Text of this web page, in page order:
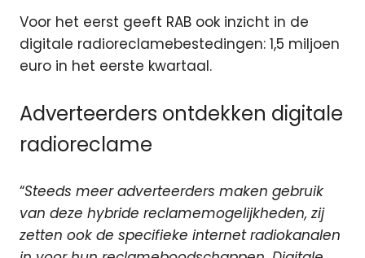
Voor het eerst geeft RAB ook inzicht in de
digitale radioreclamebestedingen: 1,5 miljoen
euro in het eerste kwartaal.
Adverteerders ontdekken digitale
radioreclame
“Steeds meer adverteerders maken gebruik
van deze hybride reclamemogelijkheden, zij
zetten ook de specifieke internet radiokanalen